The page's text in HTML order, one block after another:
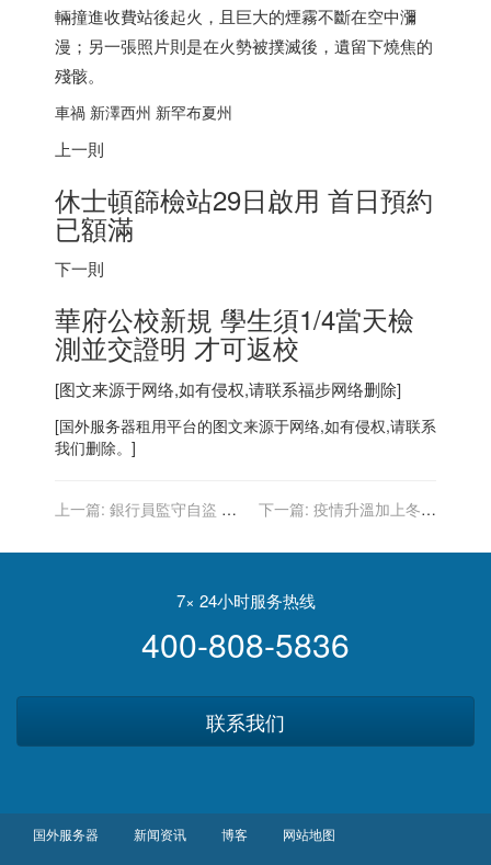
輛撞進收費站後起火，且巨大的煙霧不斷在空中瀰
漫；另一張照片則是在火勢被撲滅後，遺留下燒焦的
殘骸。
車禍 新澤西州 新罕布夏州
上一則
休士頓篩檢站29日啟用 首日預約
已額滿
下一則
華府公校新規 學生須1/4當天檢
測並交證明 才可返校
[图文来源于网络,如有侵权,请联系福步网络删除]
[国外服务器租用平台的图文来源于网络,如有侵权,请联系
我们删除。]
上一篇: 銀行員監守自盜 躲
下一篇: 疫情升溫加上冬季
取消
7× 24小时服务热线
400-808-5836
联系我们
国外服务器 新闻资讯 博客 网站地图